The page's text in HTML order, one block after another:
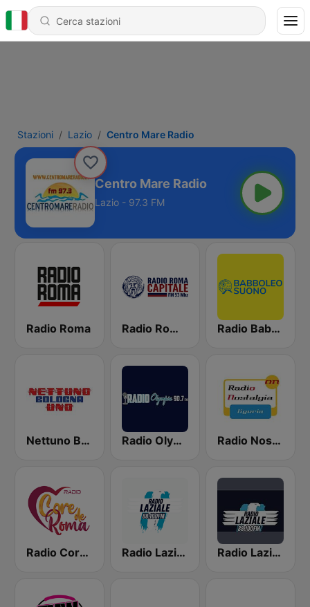
Stazioni Lazio Centro Mare Radio
Centro Mare Radio
Lazio - 97.3 FM
Radio Roma Radio Roma Capitale Radio Babboleo Suono
Nettuno Bologna Uno Radio Olympia Radio Nostalgia Liguria
Radio Core de Roma Radio Laziale Radio Laziale